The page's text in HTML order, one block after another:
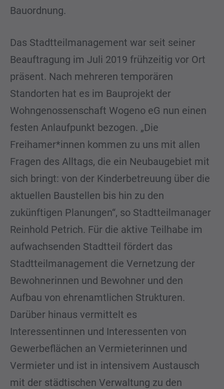
Bauordnung.
Das Stadtteilmanagement war seit seiner
Beauftragung im Juli 2019 frühzeitig vor Ort
präsent. Nach mehreren temporären
Standorten hat es im Bauprojekt der
Wohngenossenschaft Wogeno eG nun einen
festen Anlaufpunkt bezogen. „Die
Freihamer*innen kommen zu uns mit allen
Fragen des Alltags, die ein Neubaugebiet mit
sich bringt: von der Kinderbetreuung über die
aktuellen Baustellen bis hin zu den
zukünftigen Planungen“, so Stadtteilmanager
Reinhold Petrich. Für die aktive Teilhabe im
aufwachsenden Stadtteil fördert das
Stadtteilmanagement die Vernetzung der
Bewohnerinnen und Bewohner und den
Aufbau von ehrenamtlichen Strukturen.
Darüber hinaus vermittelt es
Interessentinnen und Interessenten von
Gewerbeflächen an Vermieterinnen und
Vermieter und ist in intensivem Austausch
mit der städtischen Verwaltung zu den